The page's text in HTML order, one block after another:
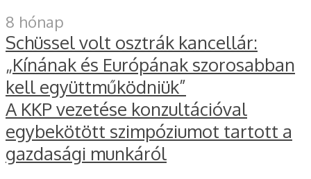
8 hónap
Schüssel volt osztrák kancellár:
„Kínának és Európának szorosabban
kell együttműködniük”
A KKP vezetése konzultációval
egybekötött szimpóziumot tartott a
gazdasági munkáról